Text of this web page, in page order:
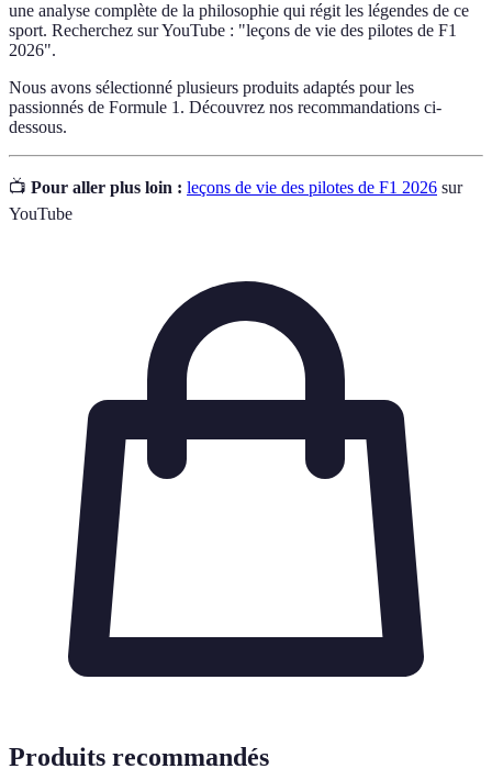
une analyse complète de la philosophie qui régit les légendes de ce
sport. Recherchez sur YouTube : "leçons de vie des pilotes de F1
2026".
Nous avons sélectionné plusieurs produits adaptés pour les
passionnés de Formule 1. Découvrez nos recommandations ci-
dessous.
📺 Pour aller plus loin : leçons de vie des pilotes de F1 2026 sur
YouTube
Produits recommandés